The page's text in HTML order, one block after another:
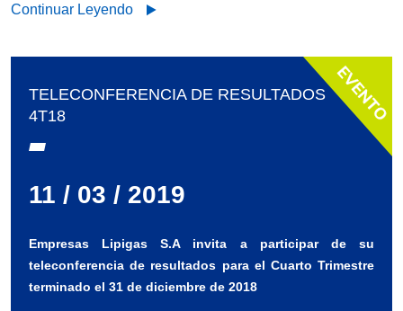
Continuar Leyendo
TELECONFERENCIA DE RESULTADOS
4T18
11 / 03 / 2019
Empresas Lipigas S.A invita a participar de su
teleconferencia de resultados para el Cuarto Trimestre
terminado el 31 de diciembre de 2018